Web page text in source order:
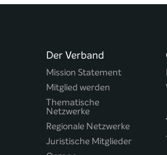
Der Verband
Mission Statement
Mitglied werden
Thematische
Netzwerke
Regionale Netzwerke
Juristische Mitglieder